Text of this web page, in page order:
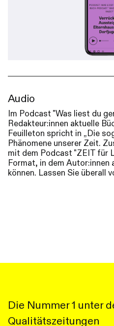
Audio
Im Podcast "Was liest du
Redakteur:innen aktuelle
Feuilleton spricht in „Die
Phänomene unserer Zeit.
mit dem Podcast "ZEIT für
Format, in dem Autor:innen
können. Lassen Sie überall
Die Nummer 1 unter
Qualitätszeitungen